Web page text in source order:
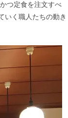
つ定食を注文すべ
いく職人たちの動き